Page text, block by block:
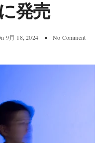
発売
9月 18, 2024 No Comment